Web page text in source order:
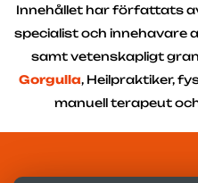
Innehållet har författats
specialist och innehavare
samt vetenskapligt
Gorgulla, Heilpraktiker,
manuell terapeut